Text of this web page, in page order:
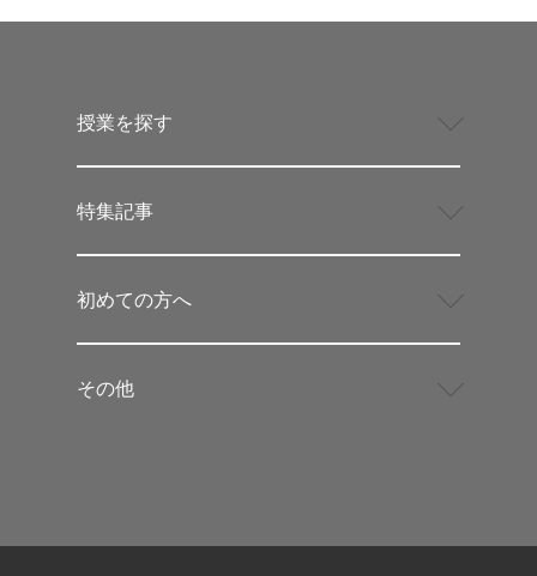
授業を探す
特集記事
初めての方へ
その他